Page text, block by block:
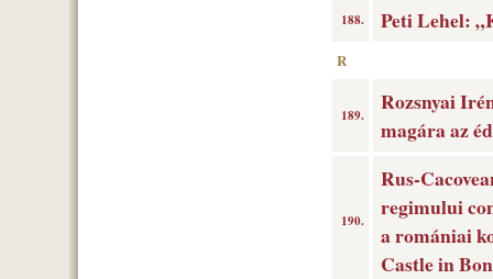
188. Peti Lehel:
R
189.
Rozsnyai
magára az
190.
Rus-
regimului
a romániai
Castle in